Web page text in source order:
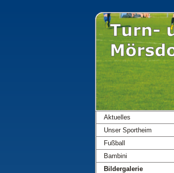
Aktuelles
Unser Sportheim
Fußball
Bambini
Bildergalerie